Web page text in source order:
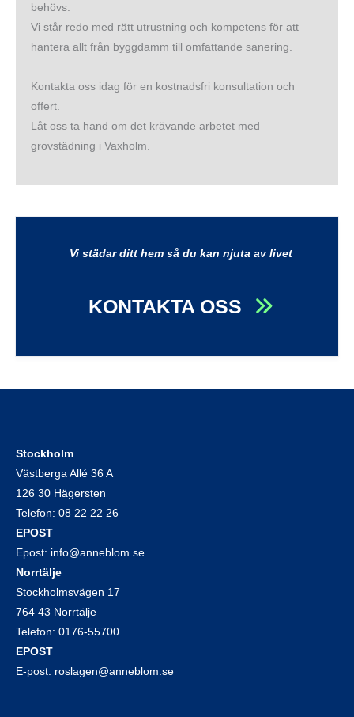
behövs.
Vi står redo med rätt utrustning och kompetens för att
hantera allt från byggdamm till omfattande sanering.
Kontakta oss idag för en kostnadsfri konsultation och
offert.
Låt oss ta hand om det krävande arbetet med
grovstädning i Vaxholm.
Vi städar ditt hem så du kan njuta av livet
KONTAKTA OSS
Stockholm
Västberga Allé 36 A
126 30 Hägersten
Telefon: 08 22 22 26
EPOST
Epost: info@anneblom.se
Norrtälje
Stockholmsvägen 17
764 43 Norrtälje
Telefon: 0176-55700
EPOST
E-post: roslagen@anneblom.se